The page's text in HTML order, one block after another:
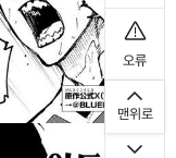
오류
맨위로